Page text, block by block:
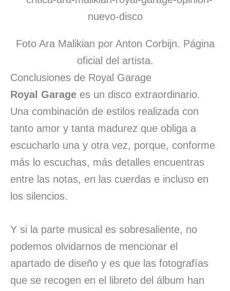
Foto Ara Malikian por Anton Corbijn. Página
oficial del artista.
Conclusiones de Royal Garage
Royal Garage es un disco extraordinario.
Una combinación de estilos realizada con
tanto amor y tanta madurez que obliga a
escucharlo una y otra vez, porque, conforme
más lo escuchas, más detalles encuentras
entre las notas, en las cuerdas e incluso en
los silencios.
Y si la parte musical es sobresaliente, no
podemos olvidarnos de mencionar el
apartado de diseño y es que las fotografías
que se recogen en el libreto del álbum han